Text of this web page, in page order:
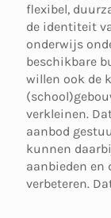
flexibel,
de identiteit
onderwijs
beschikbare
willen ook de
verkleinen.
aanbod
kunnen
aanbieden en
verbeteren.